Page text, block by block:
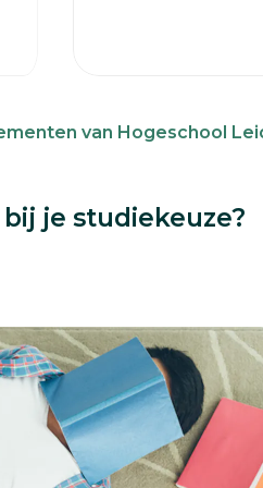
van Hogeschool
je studiekeuze?